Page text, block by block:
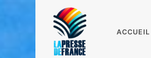
ACCUEIL